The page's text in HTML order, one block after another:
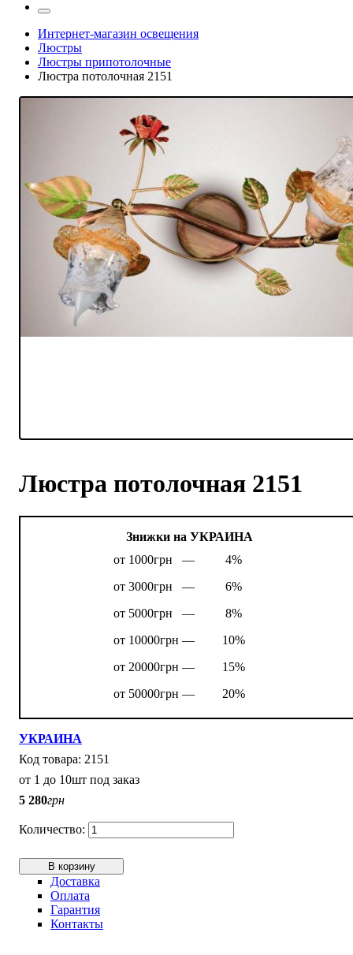
Интернет-магазин освещения
Люстры
Люстры припотолочные
Люстра потолочная 2151
Люстра потолочная 2151
Знижки на УКРАИНА
от 1000грн —
4%
от 3000грн —
6%
от 5000грн —
8%
от 10000грн —
10%
от 20000грн —
15%
от 50000грн —
20%
УКРАИНА
2151
от 1 до 10шт под заказ
5 280грн
В корзину
Доставка
Оплата
Гарантия
Контакты